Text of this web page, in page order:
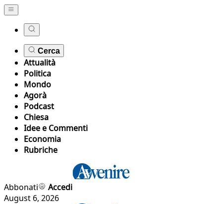
Cerca
Attualità
Politica
Mondo
Agorà
Podcast
Chiesa
Idee e Commenti
Economia
Rubriche
Abbonati
Accedi
August 6, 2026